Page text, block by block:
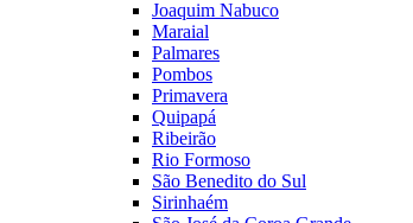
Joaquim Nabuco
Maraial
Palmares
Pombos
Primavera
Quipapá
Ribeirão
Rio Formoso
São Benedito do Sul
Sirinhaém